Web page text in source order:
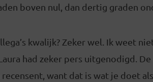
boven nul, dan dertig graden
kwalijk? Zeker wel. Ik weet
had zeker pers uitgenodigd. De
want dat is wat je doet